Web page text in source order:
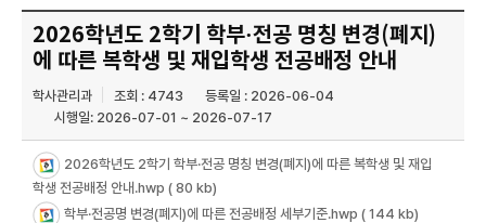
2026학년도 2학기 학부·전공 명칭 변경(폐지)
에 따른 복학생 및 재입학생 전공배정 안내
학사관리과 조회 : 4743
등록일 : 2026-06-04
시행일: 2026-07-01 ~ 2026-07-17
2026학년도 2학기 학부·전공 명칭 변경(폐지)에 따른 복학생 및 재입
학생 전공배정 안내.hwp ( 80 kb)
학부·전공명 변경(폐지)에 따른 전공배정 세부기준.hwp ( 144 kb)